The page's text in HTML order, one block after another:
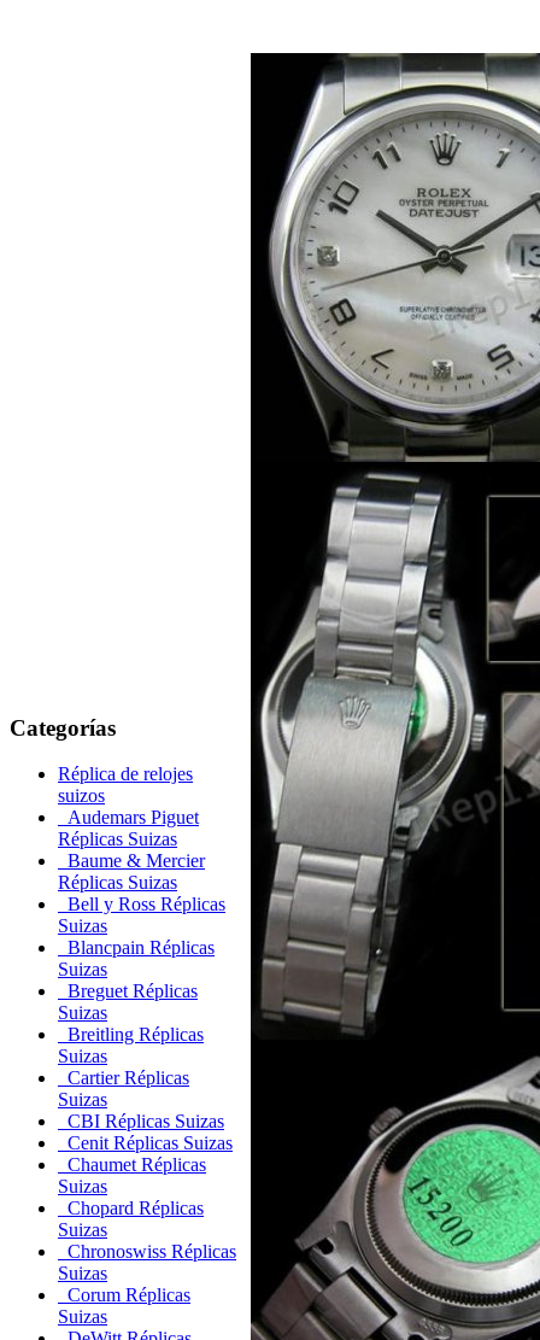
Categorías
Réplica de relojes
suizos
Audemars Piguet
Réplicas Suizas
Baume & Mercier
Réplicas Suizas
Bell y Ross Réplicas
Suizas
Blancpain Réplicas
Suizas
Breguet Réplicas
Suizas
Breitling Réplicas
Suizas
Cartier Réplicas
Suizas
CBI Réplicas Suizas
Cenit Réplicas Suizas
Chaumet Réplicas
Suizas
Chopard Réplicas
Suizas
Chronoswiss Réplicas
Suizas
Corum Réplicas
Suizas